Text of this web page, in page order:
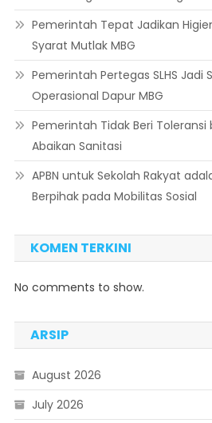
Pemerintah Tepat Jadikan
Syarat Mutlak MBG
Pemerintah Pertegas SLHS Jadi
Operasional Dapur MBG
Pemerintah Tidak Beri Toleransi
Abaikan Sanitasi
APBN untuk Sekolah Rakyat
Berpihak pada Mobilitas Sosial
KOMEN TERKINI
No comments to show.
ARSIP
August 2026
July 2026